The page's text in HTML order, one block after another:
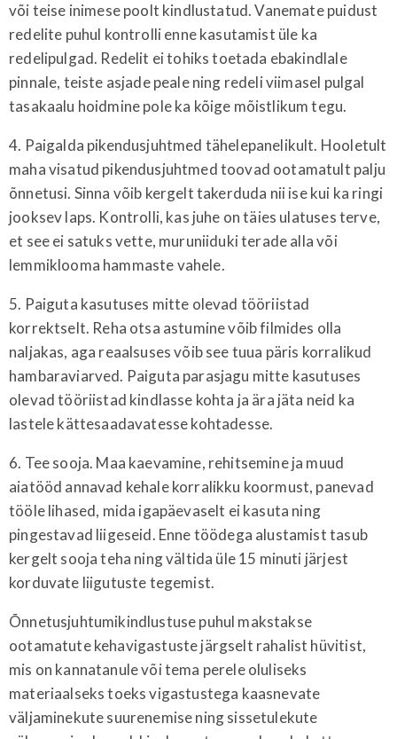
või teise inimese poolt kindlustatud. Vanemate puidust
redelite puhul kontrolli enne kasutamist üle ka
redelipulgad. Redelit ei tohiks toetada ebakindlale
pinnale, teiste asjade peale ning redeli viimasel pulgal
tasakaalu hoidmine pole ka kõige mõistlikum tegu.
4. Paigalda pikendusjuhtmed tähelepanelikult. Hooletult
maha visatud pikendusjuhtmed toovad ootamatult palju
õnnetusi. Sinna võib kergelt takerduda nii ise kui ka ringi
jooksev laps. Kontrolli, kas juhe on täies ulatuses terve,
et see ei satuks vette, muruniiduki terade alla või
lemmiklooma hammaste vahele.
5. Paiguta kasutuses mitte olevad tööriistad
korrektselt. Reha otsa astumine võib filmides olla
naljakas, aga reaalsuses võib see tuua päris korralikud
hambaraviarved. Paiguta parasjagu mitte kasutuses
olevad tööriistad kindlasse kohta ja ära jäta neid ka
lastele kättesaadavatesse kohtadesse.
6. Tee sooja. Maa kaevamine, rehitsemine ja muud
aiatööd annavad kehale korralikku koormust, panevad
tööle lihased, mida igapäevaselt ei kasuta ning
pingestavad liigeseid. Enne töödega alustamist tasub
kergelt sooja teha ning vältida üle 15 minuti järjest
korduvate liigutuste tegemist.
Õnnetusjuhtumikindlustuse puhul makstakse
ootamatute kehavigastuste järgselt rahalist hüvitist,
mis on kannatanule või tema perele oluliseks
materiaalseks toeks vigastustega kaasnevate
väljaminekute suurenemise ning sissetulekute